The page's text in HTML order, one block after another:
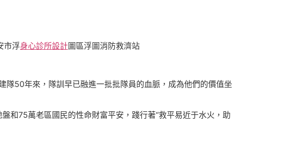
市浮身心診所設計圖區浮圖消防救濟站
隊50年來，隊訓早已融進一批批隊員的血脈，成為他們的價值坐
和75萬老區國民的性命財富平安，踐行著“救平易近于水火，助